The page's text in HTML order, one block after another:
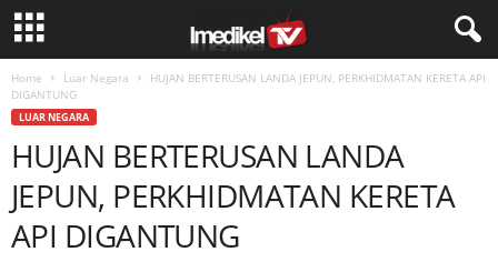
Home Luar Negara
HUJAN BERTERUSAN LANDA JEPUN, PERKHIDMATAN KERETA API
DIGANTUNG
LUAR NEGARA
HUJAN BERTERUSAN LANDA
JEPUN, PERKHIDMATAN KERETA
API DIGANTUNG